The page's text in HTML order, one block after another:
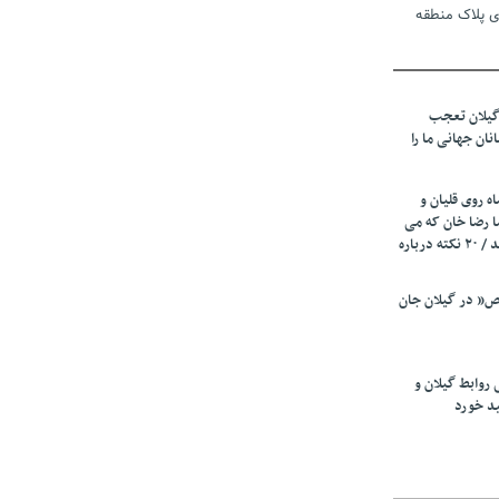
پلاک منطقه
دوم تأمین
اتفاقی در
شده
نیست،
نیازمند
تعجب
جهانی ما را
روی قلیان و
رضا خان که می
رفت همه شاد بودند / ۲۰ نکته درباره
در گیلان جان
روابط گیلان و
خورد